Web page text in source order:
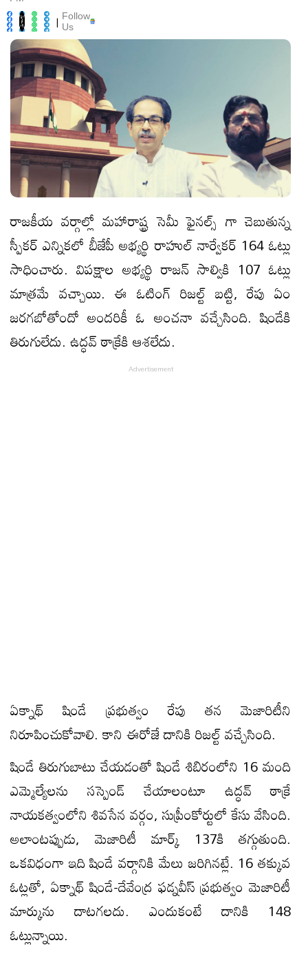
| Follow
Us
రాజ‌కీయ వ‌ర్గాల్లో మ‌హారాష్ట్ర సెమీ ఫైన‌ల్స్ గా చెబుతున్న
స్పీకర్ ఎన్నిక‌లో బీజేపీ అభ్యర్థి రాహుల్ నార్వేకర్ 164 ఓట్లు
సాధించారు. విపక్షాల అభ్యర్థి రాజన్ సాల్వికి 107 ఓట్లు
మాత్ర‌మే వచ్చాయి. ఈ ఓటింగ్ రిజ‌ల్ట్ బ‌ట్టి, రేపు ఏం
జ‌ర‌గ‌బోతోందో అంద‌రికీ ఓ అంచ‌నా వ‌చ్చేసింది. షిండేకి
తిరుగులేదు. ఉద్ధ‌వ్ ఠాక్రేకి ఆశ‌లేదు.
ఏక్నాథ్ షిండే ప్రభుత్వం రేపు తన మెజారిటీని
నిరూపించుకోవాలి. కాని ఈరోజే దానికి రిజ‌ల్ట్ వ‌చ్చేసింది.
షిండే తిరుగుబాటు చేయ‌డంతో షిండే శిబిరంలోని 16 మంది
ఎమ్మెల్యేలను సస్పెండ్ చేయాలంటూ ఉద్ధవ్ ఠాక్రే
నాయ‌క‌త్వంలోని శివసేన వర్గం, సుప్రీంకోర్టులో కేసు వేసింది.
అలాంటప్పుడు, మెజారిటీ మార్క్ 137కి తగ్గుతుంది.
ఒక‌విధంగా ఇది షిండే వ‌ర్గానికి మేలు జ‌రిగిన‌ట్లే. 16 తక్కువ
ఓట్లతో, ఏక్నాథ్ షిండే-దేవేంద్ర ఫడ్నవీస్ ప్రభుత్వం మెజారిటీ
మార్కును దాట‌గ‌లదు. ఎందుకంటే దానికి 148
ఓట్లున్నాయి.